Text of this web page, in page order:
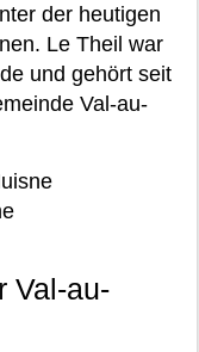
der heutigen
Le Theil war
und gehört seit
Val-au-
Val-au-